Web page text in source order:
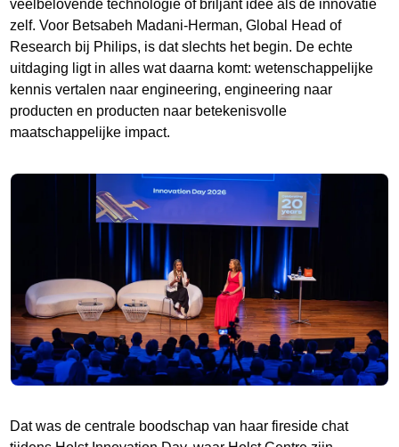
veelbelovende technologie of briljant idee als de innovatie
zelf. Voor Betsabeh Madani-Herman, Global Head of
Research bij Philips, is dat slechts het begin. De echte
uitdaging ligt in alles wat daarna komt: wetenschappelijke
kennis vertalen naar engineering, engineering naar
producten en producten naar betekenisvolle
maatschappelijke impact.
Dat was de centrale boodschap van haar fireside chat